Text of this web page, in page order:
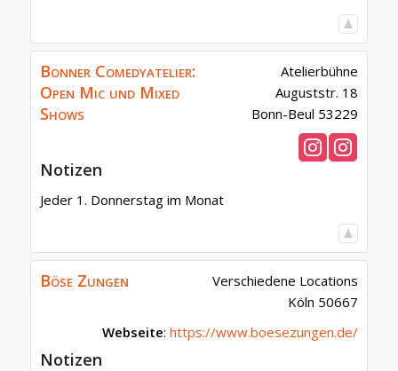
Bonner Comedyatelier:
Open Mic und Mixed
Shows
Atelierbühne
Auguststr. 18
Bonn-Beul 53229
Notizen
Jeder 1. Donnerstag im Monat
Böse Zungen
Verschiedene Locations
Köln 50667
Webseite: https://www.boesezungen.de/
Notizen